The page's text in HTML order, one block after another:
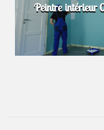
Peintre intérieur